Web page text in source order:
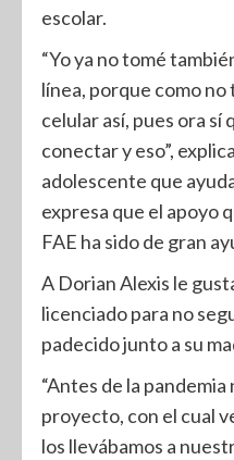
escolar.
“Yo ya no tomé
línea, porque como
celular así, pues ora sí
conectar y eso”,
adolescente que
expresa que el apoyo
FAE ha sido de gran
A Dorian Alexis le
licenciado para no
padecido junto a su
“Antes de la
proyecto, con el cual
los llevábamos a